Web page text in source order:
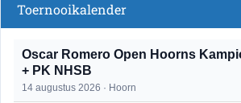
Toernooikalender
Oscar Romero Open Hoorns
+ PK NHSB
14 augustus 2026 · Hoorn